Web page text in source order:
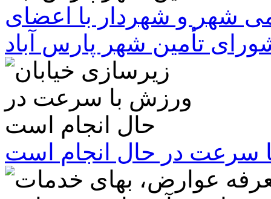
شهر و شهردار با اعضای
تأمین شهر پارس آباد
سرعت در حال انجام است